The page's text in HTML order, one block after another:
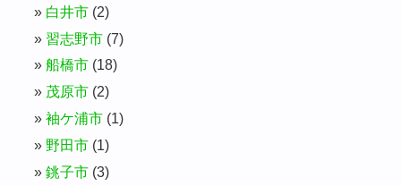
白井市 (2)
習志野市 (7)
船橋市 (18)
茂原市 (2)
袖ケ浦市 (1)
野田市 (1)
銚子市 (3)